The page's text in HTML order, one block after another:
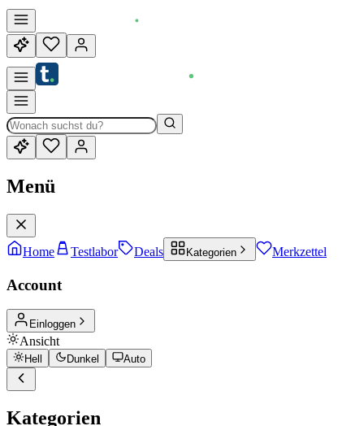
Menü
Home Testlabor Deals Kategorien Merkzettel
Account
Einloggen
Ansicht
Hell Dunkel Auto
Kategorien